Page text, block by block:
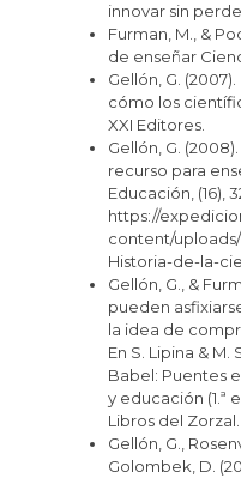
innovar sin
Furman, M., &
de enseñar
Gellón, G.
cómo los
XXI Editores.
Gellón, G.
recurso para
Educación, (16),
https://
content/
Historia-de-la-
Gellón, G., &
pueden
la idea de
En S. Lipina & M.
Babel: Puentes
y educación (1.ª
Libros del Zorzal.
Gellón, G.,
Golombek, D.